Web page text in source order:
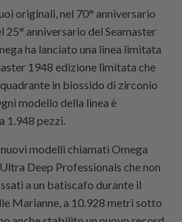
originali, nel 70° anniversario
25° anniversario del Seamaster
ha lanciato una linea limitata
1948 edizione limitata che
in biossido di zirconio
modello della linea è
1.948 pezzi.
modelli chiamati Omega
Deep Professionals che non
a un batiscafo durante il
Marianne, a 10.928 metri sotto